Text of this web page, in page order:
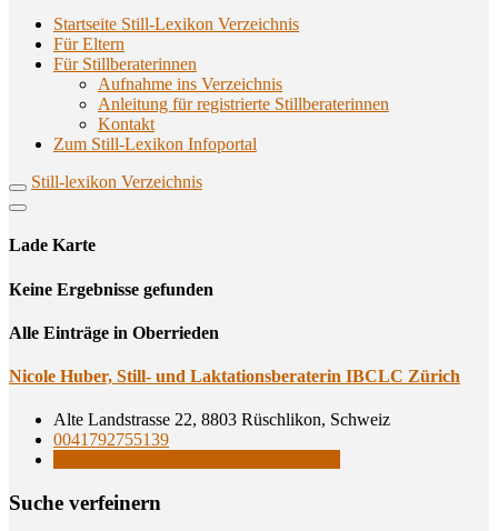
Startseite Still-Lexikon Verzeichnis
Für Eltern
Für Stillberaterinnen
Aufnahme ins Verzeichnis
Anlei­tung für regis­trier­te Stillberaterinnen
Kon­takt
Zum Still-Lexikon Infoportal
Still-lexikon Verzeichnis
Lade Karte
Кeine Ergebnisse gefunden
Alle Einträge in Oberrieden
Nico­le Huber, Still- und Lak­ta­ti­ons­be­ra­te­rin IBCLC Zürich
Alte Landstrasse 22, 8803 Rüschlikon, Schweiz
0041792755139
Suche ver­fei­nern